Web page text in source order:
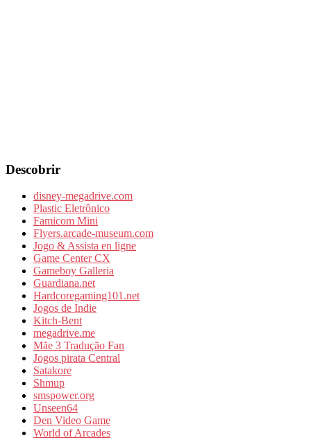
Descobrir
disney-megadrive.com
Plastic Eletrônico
Famicom Mini
Flyers.arcade-museum.com
Jogo & Assista en ligne
Game Center CX
Gameboy Galleria
Guardiana.net
Hardcoregaming101.net
Jogos de Indie
Kitch-Bent
megadrive.me
Mãe 3 Tradução Fan
Jogos pirata Central
Satakore
Shmup
smspower.org
Unseen64
Den Video Game
World of Arcades